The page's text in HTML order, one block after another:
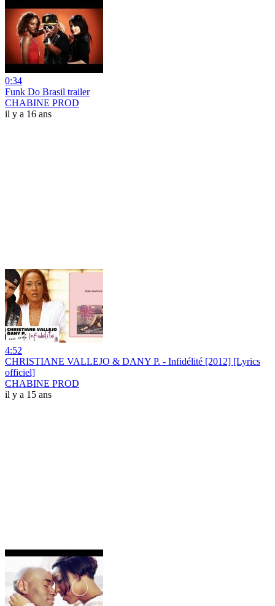
0:34
Funk Do Brasil trailer
CHABINE PROD
il y a 16 ans
4:52
CHRISTIANE VALLEJO & DANY P. - Infidélité [2012] [Lyrics
officiel]
CHABINE PROD
il y a 15 ans